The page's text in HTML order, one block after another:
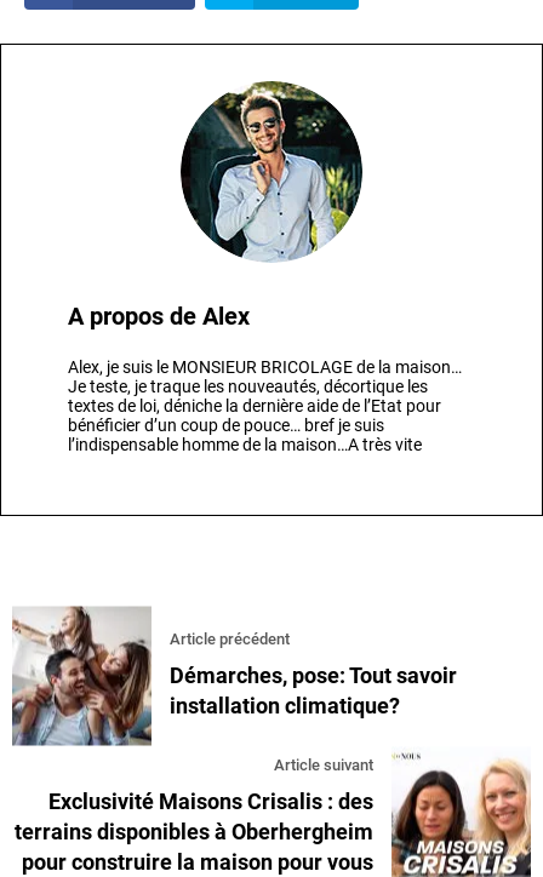
A propos de Alex
Alex, je suis le MONSIEUR BRICOLAGE de la maison…
Je teste, je traque les nouveautés, décortique les
textes de loi, déniche la dernière aide de l’Etat pour
bénéficier d’un coup de pouce… bref je suis
l’indispensable homme de la maison…A très vite
Article précédent
Démarches, pose: Tout savoir
installation climatique?
Article suivant
Exclusivité Maisons Crisalis : des
terrains disponibles à Oberhergheim
pour construire la maison pour vous